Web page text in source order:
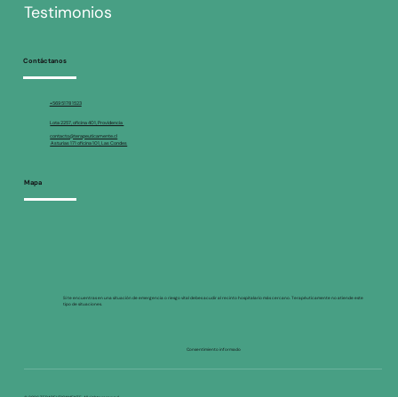
Testimonios
Contáctanos
contacto@terapeuticamente.cl
+569 5178 1523
Lota 2257, oficina 401, Providencia
Asturias 171 oficina 101, Las Condes
Mapa
Si te encuentras en una situación de emergencia o riesgo vital debes acudir al recinto hospitalario más cercano. Terapéuticamente no atiende este
tipo de situaciones.
Consentimiento informado